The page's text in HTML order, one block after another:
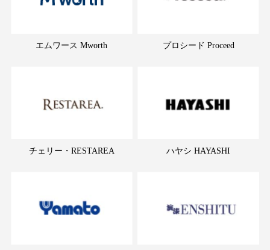
エムワース Mworth プロシード Proceed
チェリー・RESTAREA ハヤシ HAYASHI